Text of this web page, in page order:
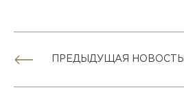
ПРЕДЫДУЩАЯ НОВОСТЬ